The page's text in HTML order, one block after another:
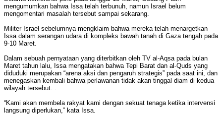
mengumumkan bahwa Issa telah terbunuh, namun Israel belum
mengomentari masalah tersebut sampai sekarang.
Militer Israel sebelumnya mengklaim bahwa mereka telah menargetkan
Issa dalam serangan udara di kompleks bawah tanah di Gaza tengah pada
9-10 Maret.
Dalam sebuah pernyataan yang diterbitkan oleh TV al-Aqsa pada bulan
Maret tahun lalu, Issa mengatakan bahwa Tepi Barat dan al-Quds yang
diduduki merupakan “arena aksi dan pengaruh strategis” pada saat ini, dan
menegaskan kembali bahwa perlawanan tidak akan tinggal diam di kedua
wilayah tersebut. .
“Kami akan membela rakyat kami dengan sekuat tenaga ketika intervensi
langsung diperlukan,” kata Issa.